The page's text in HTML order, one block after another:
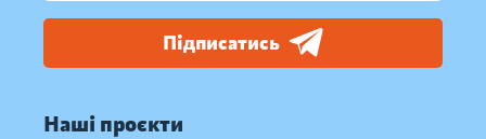
Підписатись
Наші проєкти